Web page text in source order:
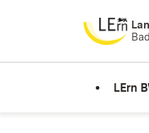
Zum Inhalt
LErn